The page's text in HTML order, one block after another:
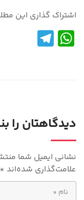
اشتراک گذاری این
W
h
p
p
دیدگاهتان را
نشانی ایمیل شما
علامت‌گذاری شده‌اند *